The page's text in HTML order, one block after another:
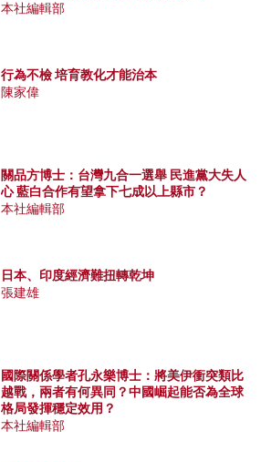
本社編輯部
行為不檢 培育教化才能治本
陳家偉
關品方博士：台灣九合一選舉 民進黨大失人
心 藍白合作有望拿下七成以上縣市？
本社編輯部
日本、印度經濟難扭轉乾坤
張建雄
國際關係學者孔永樂博士：將美伊衝突類比
越戰，兩者有何異同？中國崛起能否為全球
格局發揮穩定效用？
本社編輯部